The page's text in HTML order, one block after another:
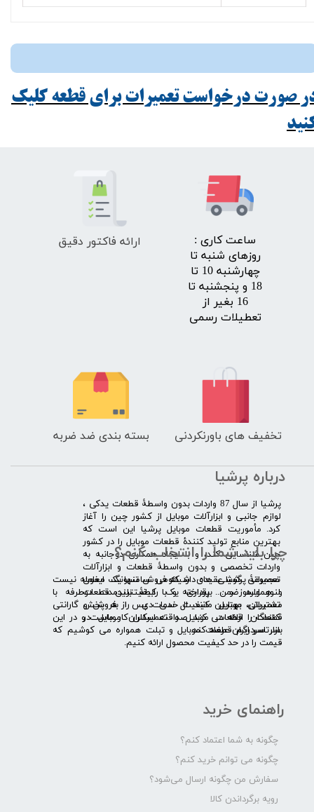
صورت درخواست تعمیرات برای قطعه کلیک
​ساعت کاری :
روزهای شنبه تا
چهارشنبه 10 تا
18 و پنجشنبه تا
16 بغیر از
تعطیلات رسمی
تخفیف های باورنکردنی بسته بندی ضد ضربه
ارائه فاکتور دقیق
درباره پرشیا
​پرشیا از سال 87 واردات بدون واسطۀ قطعات یدکی ،
لوازم جانبی و ابزارآلات موبایل از کشور چین را آغاز
کرد. مأموریت قطعات موبایل پرشیا این است که
بهترین منابع تولید کنندۀ قطعات موبایل را در کشور
چین شناسایی کند، و با ایجاد همکاری دوجانبه به
واردات تخصصی و بدون واسطۀ قطعات و ابزارآلات
تعمیراتی گوشی های شیائومی سامسونگ ایفون
لنوو ایسوز و .... پرداخته و با کیفیت­ترین قطعات
تعمیراتی موبایل مانند ال سی دی را به پخش
کنندگان قطعات موبایل و تعمیرکاران موبایل در
سرتاسر ایران عرضه کند.
راهنمای خرید
چگونه به شما اعتماد کنم؟
چگونه می توانم خرید کنم؟
سفارش من چگونه ارسال می‌شود؟
رویه برگرداندن کالا
چرا باید شما را انتخاب کنم؟
​​ ​مجموعۀ پرشیا عقیده دارد که فروش تنها یک معامله نیست
و همواره ضمن برقراری یک رابطۀ بلندمدت دوطرفه با
مشتریان، بهترین کیفیت خدمات پس از فروش و گارانتی
قطعات را ارائه می­ کند. صداقت اساس کار ماست و در این
بازار سردرگم قطعات موبایل و تبلت همواره می کوشیم که
قیمت را در حد کیفیت محصول ارائه کنیم.